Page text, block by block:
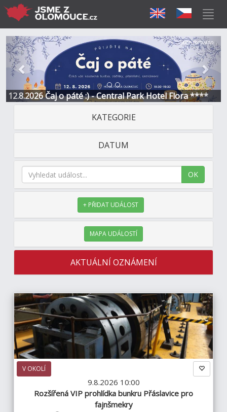
12.8.2026 Čaj o páté :) - Central Park Hotel Flora ****
Předchozí Další
Sponzorováno
KATEGORIE
DATUM
OK
+ PŘIDAT UDÁLOST
MAPA UDÁLOSTÍ
AKTUÁLNÍ OZNÁMENÍ
V OKOLÍ
9.8.2026 10:00
Rozšířená VIP prohlídka bunkru Přáslavice pro
fajnšmekry